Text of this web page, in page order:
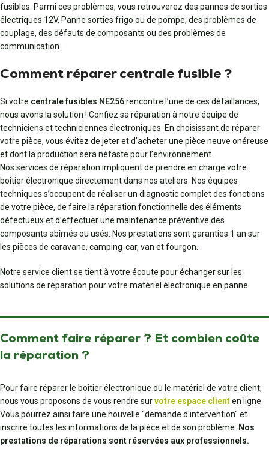
fusibles. Parmi ces problèmes, vous retrouverez des pannes de sorties
électriques 12V, Panne sorties frigo ou de pompe, des problèmes de
couplage, des défauts de composants ou des problèmes de
communication.
Comment réparer centrale fusible ?
Si votre centrale fusibles NE256rencontre l’une de ces défaillances,
nous avons la solution ! Confiez sa réparation à notre équipe de
techniciens et techniciennes électroniques. En choisissant de réparer
votre pièce, vous évitez de jeter et d’acheter une pièce neuve onéreuse
et dont la production sera néfaste pour l’environnement.
Nos services de réparation impliquent de prendre en charge votre
boîtier électronique directement dans nos ateliers. Nos équipes
techniques s’occupent de réaliser un diagnostic complet des fonctions
de votre pièce, de faire la réparation fonctionnelle des éléments
défectueux et d’effectuer une maintenance préventive des
composants abîmés ou usés. Nos prestations sont garanties 1 an sur
les pièces de caravane, camping-car, van et fourgon.
Notre service client se tient à votre écoute pour échanger sur les
solutions de réparation pour votre matériel électronique en panne.
Comment faire réparer ? Et combien coûte
la réparation ?
Pour faire réparer le boîtier électronique ou le matériel de votre client,
nous vous proposons de vous rendre survotre espace clienten ligne.
Vous pourrez ainsi faire une nouvelle "demande d'intervention" et
inscrire toutes les informations de la pièce et de son problème. Nos
prestations de réparations sont réservées aux professionnels.